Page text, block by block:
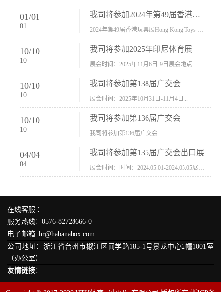
01/01
01
我司将参加2024年第49届香港玩具展Hong Kong Toys & Games Fair 欢迎新···
10/10
10
我司将参加2025年印尼体育展
10/10
10
我司将参加第138届广交会
展会时间：2025年10月31日-11月4日...
10/10
10
我司将参加第136届广交会
我司将参加第136届广交会...
04/04
04
我司将参加第135届广交会出口展
展会时间：时间：2024.05.01-2024.05.05展会地址：中国进出口商品交易会展馆福建康莱宝公司展位号12.1G37-38、H11-12，浙江康莱宝展位号17.1B23-24、C19-20...
在线客服 ：
服务热线：0576-82728666-0
电子邮箱: hr@habanabox.com
公司地址：浙江省台州市椒江区闻学路185-1号景龙中心2幢1001室
（办公室）
友情链接：